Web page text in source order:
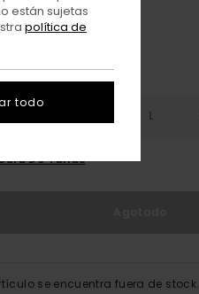
L
De Tallas
se encuentra fuera de stock.
están sujetas
política de
todo